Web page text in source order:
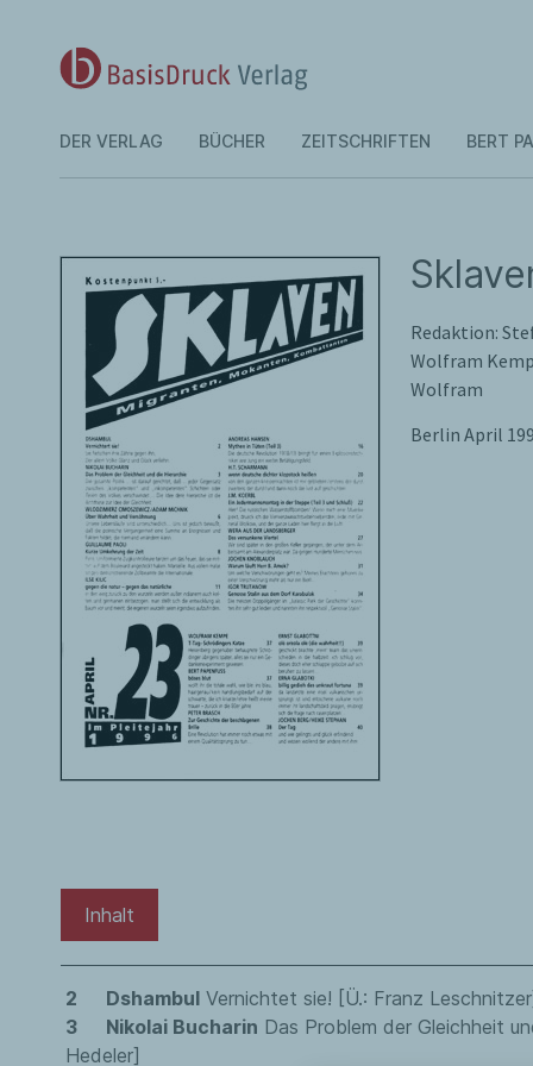
DER VERLAG BÜCHER ZEITSCHRIFTEN BERT
Redaktion:
Wolfram
Wolfram
Berlin April
Inhalt
2 Dshambul Vernichtet sie! [Ü.: Franz
3 Nikolai Bucharin Das Problem der Gleichheit
Hedeler]